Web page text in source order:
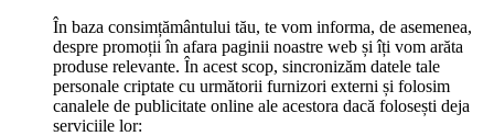
În baza consimțământului tău, te vom informa, de asemenea,
despre promoții în afara paginii noastre web și îți vom arăta
produse relevante. În acest scop, sincronizăm datele tale
personale criptate cu următorii furnizori externi și folosim
canalele de publicitate online ale acestora dacă folosești deja
serviciile lor: